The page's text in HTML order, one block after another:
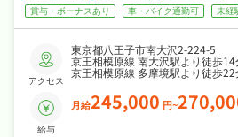
賞与・ボーナスあり
車・バイク通勤可 未経
アクセス
東京都八王子市南大沢2-224-5
京王相模原線 南大沢駅より徒歩14
京王相模原線 多摩境駅より徒歩22
給与
月給245,000 円~